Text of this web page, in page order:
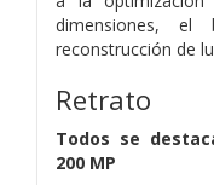
dimensiones,
reconstrucción de
Retrato
Todos se
200 MP